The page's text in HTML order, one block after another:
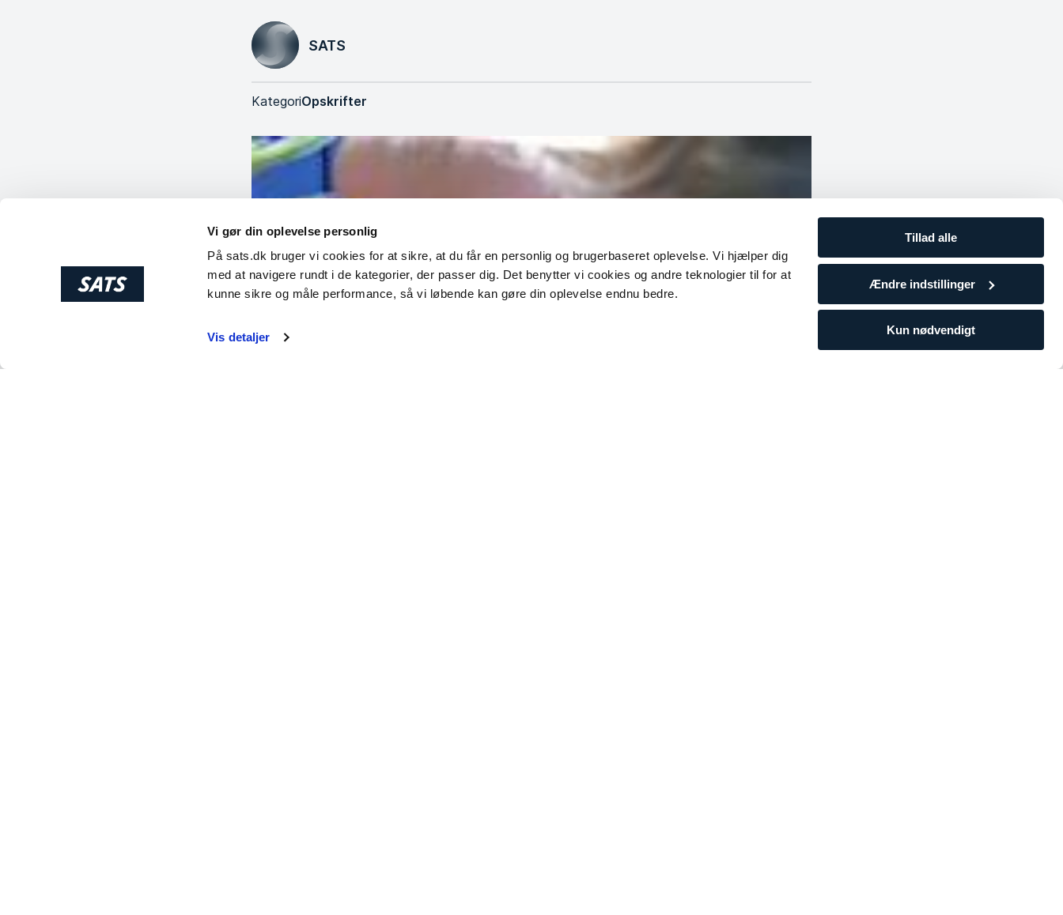
Vi gør din oplevelse personlig
På sats.dk bruger vi cookies for at sikre, at du får en personlig og brugerbaseret oplevelse. Vi hjælper dig
med at navigere rundt i de kategorier, der passer dig. Det benytter vi cookies og andre teknologier til for at
kunne sikre og måle performance, så vi løbende kan gøre din oplevelse endnu bedre.
Vis detaljer
Tillad alle
Ændre indstillinger
Kun nødvendigt
SATS
KategoriOpskrifter